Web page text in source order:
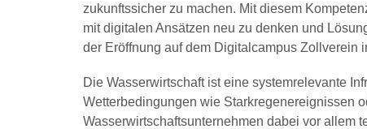
zukunftssicher zu machen. Mit diesem
mit digitalen Ansätzen neu zu denken und
der Eröffnung auf dem Digitalcampus Zollverein
Die Wasserwirtschaft ist eine systemrelevante
Wetterbedingungen wie Starkregenereignissen
Wasserwirtschaftsunternehmen dabei vor allem